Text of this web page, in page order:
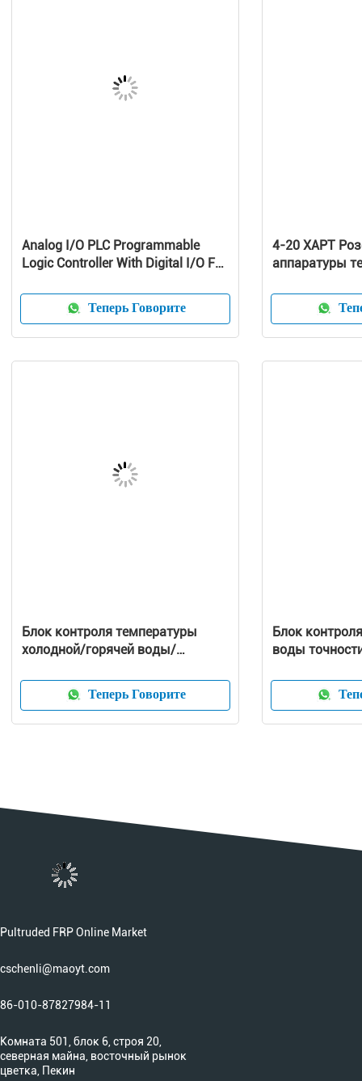
Analog I/O PLC Programmable
Logic Controller With Digital I/O For
Теперь Говорите
4-20 ХАРТ
аппаратуры
температуры
Блок контроля температуры
холодной/горячей воды/
Теперь Говорите
Блок
воды
Pultruded FRP Online Market
cschenli@maoyt.com
86-010-87827984-11
Комната 501, блок 6, строя 20,
северная майна, восточный рынок
цветка, Пекин